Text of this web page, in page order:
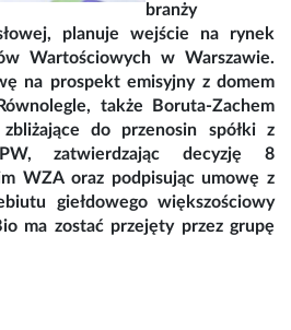
branży
planuje wejście na rynek
Wartościowych w Warszawie.
na prospekt emisyjny z domem
także Boruta-Zachem
do przenosin spółki z
zatwierdzając decyzję 8
WZA oraz podpisując umowę z
giełdowego większościowy
ma zostać przejęty przez grupę